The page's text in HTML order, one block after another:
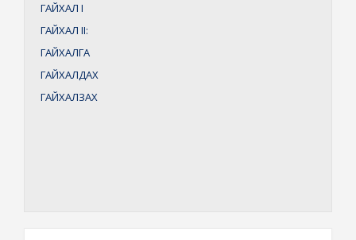
ГАЙХАЛ I
ГАЙХАЛ II:
ГАЙХАЛГА
ГАЙХАЛДАХ
ГАЙХАЛЗАХ